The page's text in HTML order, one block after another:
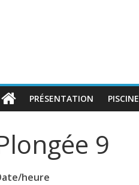
PRÉSENTATION PISCINE
9
heure